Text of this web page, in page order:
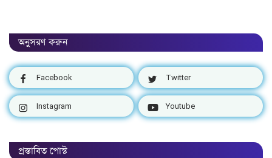
অনুসরণ করুন
Facebook Twitter
Instagram Youtube
প্রস্তাবিত পোস্ট